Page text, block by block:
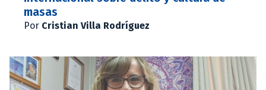
masas
Por Cristian Villa Rodríguez